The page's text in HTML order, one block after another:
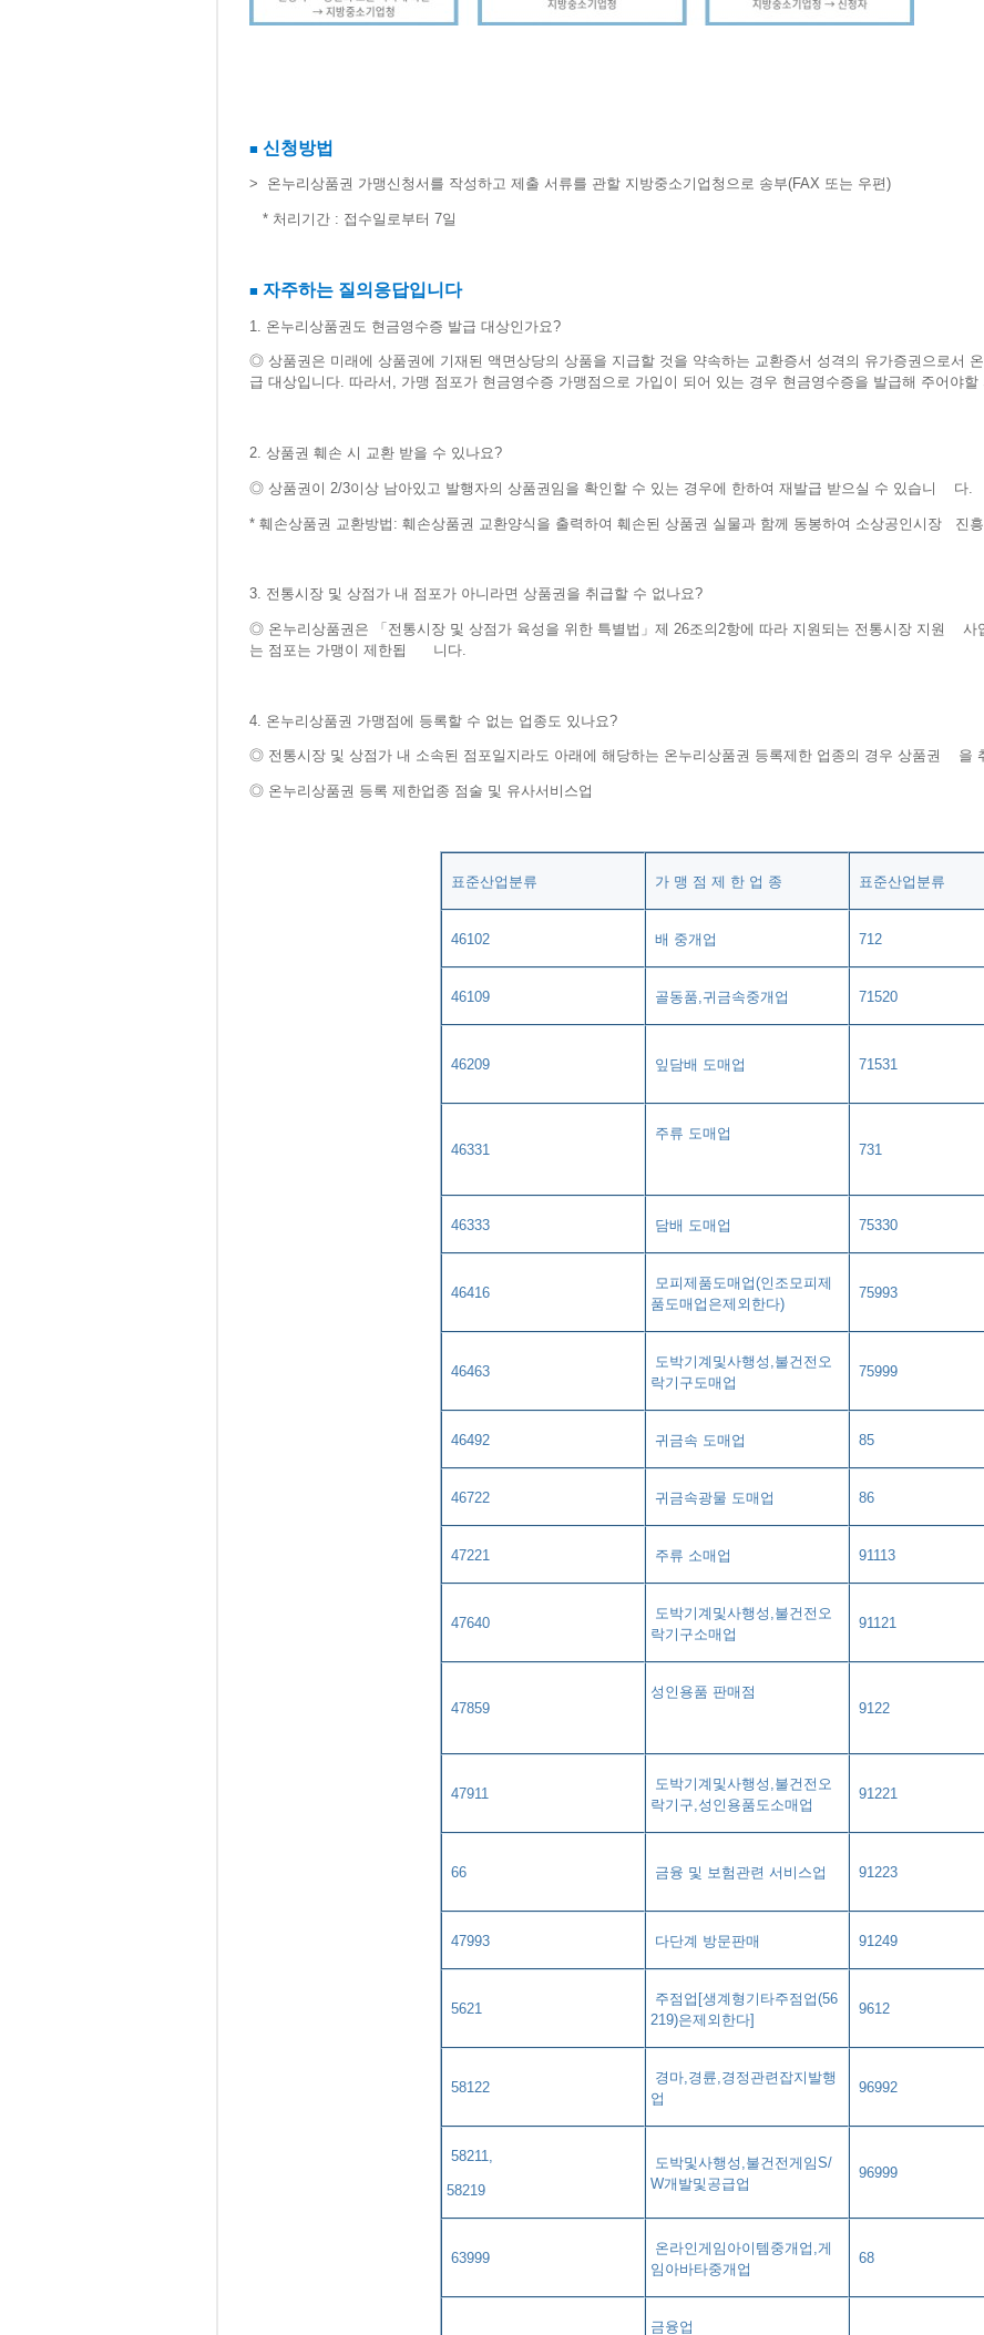
■ 신청방법
> 온누리상품권 가맹신청서를 작성하고 제출 서류를 관할 지방중소기업청으로 송부(FAX 또는 우편)
* 처리기간 : 접수일로부터 7일​
■ 자주하는 질의응답입니다
1. 온누리상품권도 현금영수증 발급 대상인가요?​
◎ 상품권은 미래에 상품권에 기재된 액면상당의 상품을 지급할 것을 약속하는 교환증서 성격의 유가증권으로서
급 대상입니다. 따라서, 가맹 점포가 현금영수증 가맹점으로 가입이 되어 있는 경우 현금영수증을 발급해 주어야할
2. 상품권 훼손 시 교환 받을 수 있나요?​
◎​ 상품권이 2/3이상 남아있고 발행자의 상품권임을 확인할 수 있는 경우에 한하여 재발급 받으실 수 있습니 다.
* 훼손상품권 교환방법: 훼손상품권 교환양식을 출력하여 훼손된 상품권 실물과 함께 동봉하여 소상공인시장 진
3. 전통시장 및 상점가 내 점포가 아니라면 상품권을 취급할 수 없나요?
◎​ 온누리상품권은 「전통시장 및 상점가 육성을 위한 특별법」제 26조의2항에 따라 지원되는 전통시장 지원
는 점포는 가맹이 제한됩 니다.
4. 온누리상품권 가맹점에 등록할 수 없는 업종도 있나요?
◎​​ 전통시장 및 상점가 내 소속된 점포일지라도 아래에 해당하는 온누리상품권 등록제한 업종의 경우 상품권 을
◎​​ 온누리상품권 등록 제한업종 점술 및 유사서비스업
표준산업분류 가 맹 점 제 한 업 종 표준산업분류
46102 배 중개업 712
46109 골동품,귀금속중개업 71520
46209 잎담배 도매업 71531
46331
주류 도매업
731
46333 담배 도매업 75330
46416
모피제품도매업(인조모피제
품도매업은제외한다)
75993
46463
도박기계및사행성,불건전오
락기구도매업
75999
46492 귀금속 도매업 85
46722 귀금속광물 도매업 86
47221 주류 소매업 91113
47640
도박기계및사행성,불건전오
락기구소매업
91121
47859
성인용품 판매점​
9122
47911
도박기계및사행성,불건전오
락기구,성인용품도소매업
91221
66 금융 및 보험관련 서비스업 91223
47993 다단계 방문판매 91249
5621
주점업[생계형기타주점업(56
219)은제외한다]
9612
58122
경마,경륜,경정관련잡지발행
업
96992
58211,
58219​
도박및사행성,불건전게임S/
W개발및공급업
96999
63999
온라인게임아이템중개업,게
임아바타중개업
68
금융업​